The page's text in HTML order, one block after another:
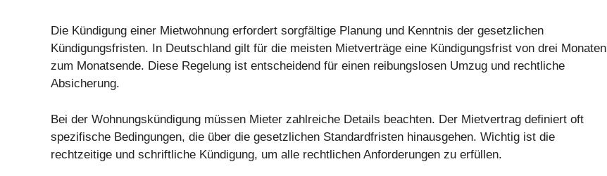
Die Kündigung einer Mietwohnung erfordert sorgfältige Planung und Kenntnis der gesetzlichen
Kündigungsfristen. In Deutschland gilt für die meisten Mietverträge eine Kündigungsfrist von drei Monaten
zum Monatsende. Diese Regelung ist entscheidend für einen reibungslosen Umzug und rechtliche
Absicherung.
Bei der Wohnungskündigung müssen Mieter zahlreiche Details beachten. Der Mietvertrag definiert oft
spezifische Bedingungen, die über die gesetzlichen Standardfristen hinausgehen. Wichtig ist die
rechtzeitige und schriftliche Kündigung, um alle rechtlichen Anforderungen zu erfüllen.